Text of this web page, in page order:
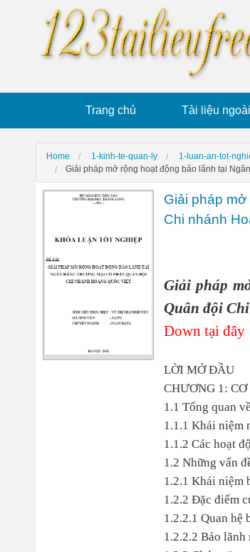
Trang chủ Tài liệu
Home 1-kinh-te-quan-ly 1-luan-an-tot-
Giải pháp mở rộng hoạt động bảo lãnh tại
Giải pháp
Chi nhánh
Giải pháp
Quân đội
Down tại đây
LỜI MỞ ĐẦU
CHƯƠNG 1:
1.1 Tổng quan
1.1.1 Khái niệm
1.1.2 Các hoạt
1.2 Những vấn
1.2.1 Khái niệm
1.2.2 Đặc điểm
1.2.2.1 Quan hệ
1.2.2.2 Bảo